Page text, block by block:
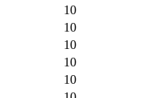
10
10
10
10
10